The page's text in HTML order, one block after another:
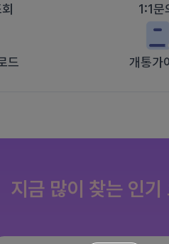
1:1문
드 개통가
지금 많이 찾는 인기